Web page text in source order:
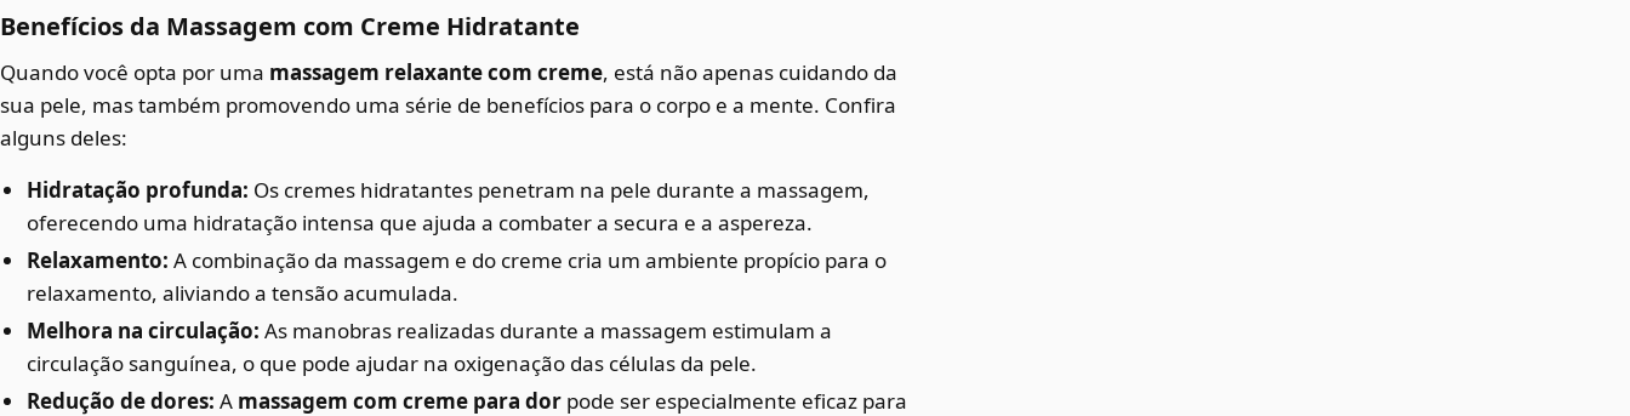
Benefícios da Massagem com Creme Hidratante
Quando você opta por uma massagem relaxante com creme, está não apenas cuidando da
sua pele, mas também promovendo uma série de benefícios para o corpo e a mente. Confira
alguns deles:
Hidratação profunda: Os cremes hidratantes penetram na pele durante a massagem,
oferecendo uma hidratação intensa que ajuda a combater a secura e a aspereza.
Relaxamento: A combinação da massagem e do creme cria um ambiente propício para o
relaxamento, aliviando a tensão acumulada.
Melhora na circulação: As manobras realizadas durante a massagem estimulam a
circulação sanguínea, o que pode ajudar na oxigenação das células da pele.
Redução de dores: A massagem com creme para dorpode ser especialmente eficaz para